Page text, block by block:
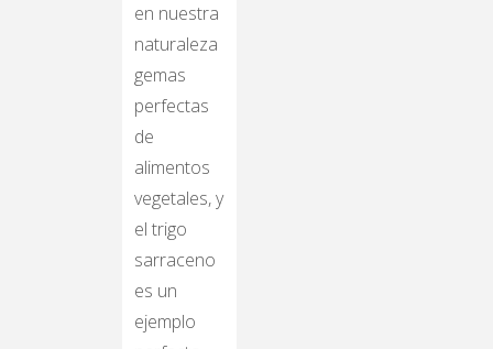
en nuestra
naturaleza
gemas
perfectas
de
alimentos
vegetales, y
el trigo
sarraceno
es un
ejemplo